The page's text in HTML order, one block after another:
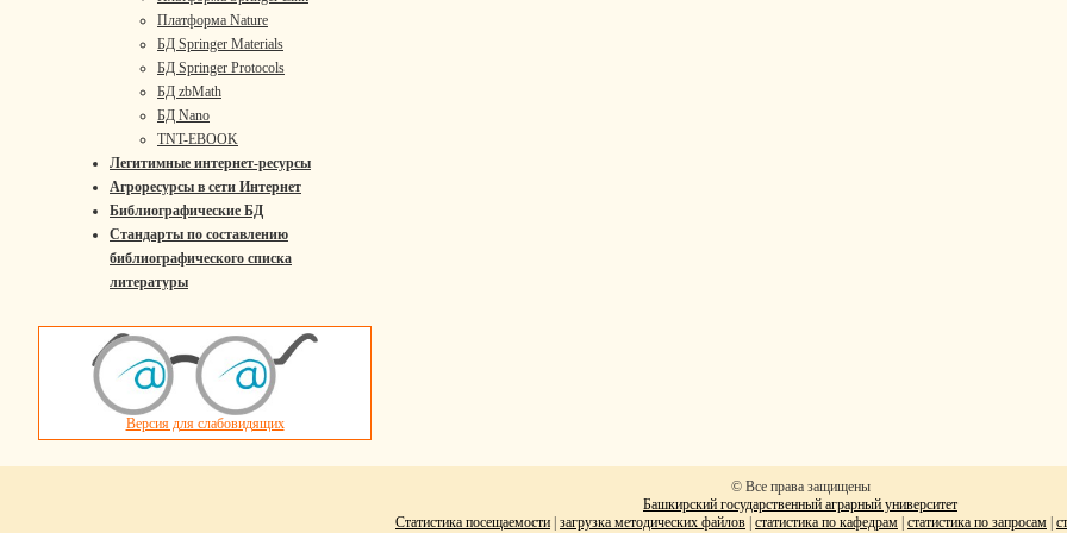
Платформа Nature
БД Springer Materials
БД Springer Protocols
БД zbMath
БД Nano
TNT-EBOOK
Легитимные интернет-ресурсы
Агроресурсы в сети Интернет
Библиографические БД
Стандарты по составлению
библиографического списка
литературы
Версия для слабовидящих
© Все права защищены
Башкирский государственный аграрный университет
Статистика посещаемости загрузка методических файлов статистика по кафедрам статистика по запросам